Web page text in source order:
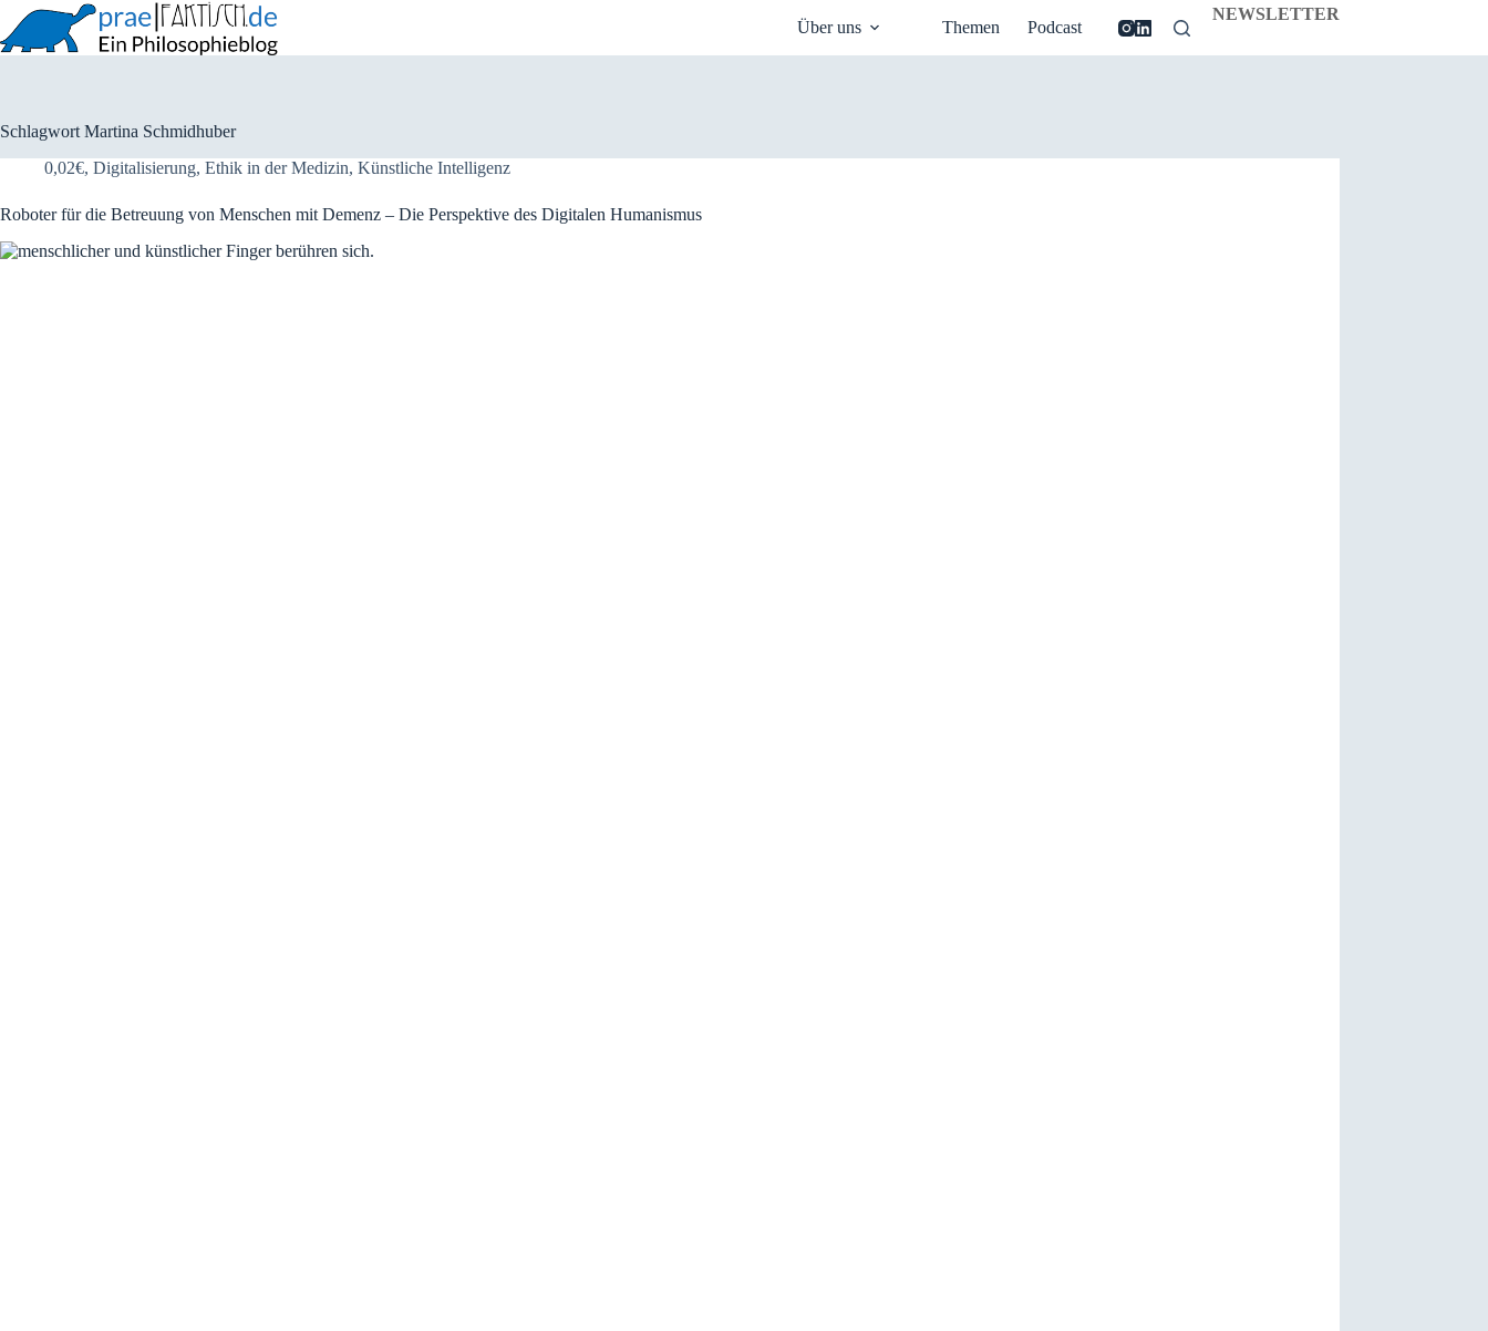
Zum
Inhalt
springen
Über uns Themen Podcast
NEWSLETTER
Schlagwort Martina Schmidhuber
0,02€, Digitalisierung, Ethik in der Medizin, Künstliche Intelligenz
Roboter für die Betreuung von Menschen mit Demenz – Die Perspektive des Digitalen Humanismus